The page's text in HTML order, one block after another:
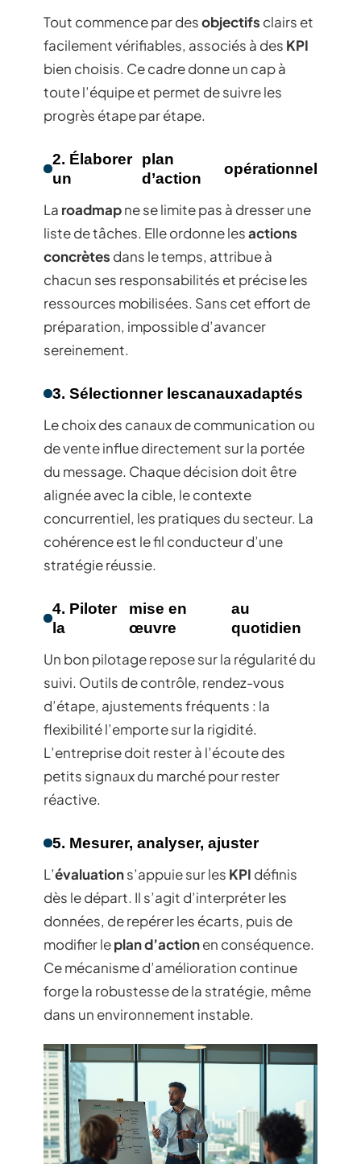
Tout commence par desobjectifs clairs et
facilement vérifiables, associés à des KPI
bien choisis. Ce cadre donne un cap à
toute l’équipe et permet de suivre les
progrès étape par étape.
2. Élaborer
un
plan
d’action
opérationnel
La roadmapne se limite pas à dresser une
liste de tâches. Elle ordonne lesactions
concrètes dans le temps, attribue à
chacun ses responsabilités et précise les
ressources mobilisées. Sans cet effort de
préparation, impossible d’avancer
sereinement.
3. Sélectionner lescanauxadaptés
Le choix des canaux de communication ou
de vente influe directement sur la portée
du message. Chaque décision doit être
alignée avec la cible, le contexte
concurrentiel, les pratiques du secteur. La
cohérence est le fil conducteur d’une
stratégie réussie.
4. Piloter
la
mise en
œuvre
au
quotidien
Un bon pilotage repose sur la régularité du
suivi. Outils de contrôle, rendez-vous
d’étape, ajustements fréquents : la
flexibilité l’emporte sur la rigidité.
L’entreprise doit rester à l’écoute des
petits signaux du marché pour rester
réactive.
5. Mesurer, analyser, ajuster
L’évaluations’appuie sur les KPI définis
dès le départ. Il s’agit d’interpréter les
données, de repérer les écarts, puis de
modifier leplan d’actionen conséquence.
Ce mécanisme d’amélioration continue
forge la robustesse de la stratégie, même
dans un environnement instable.